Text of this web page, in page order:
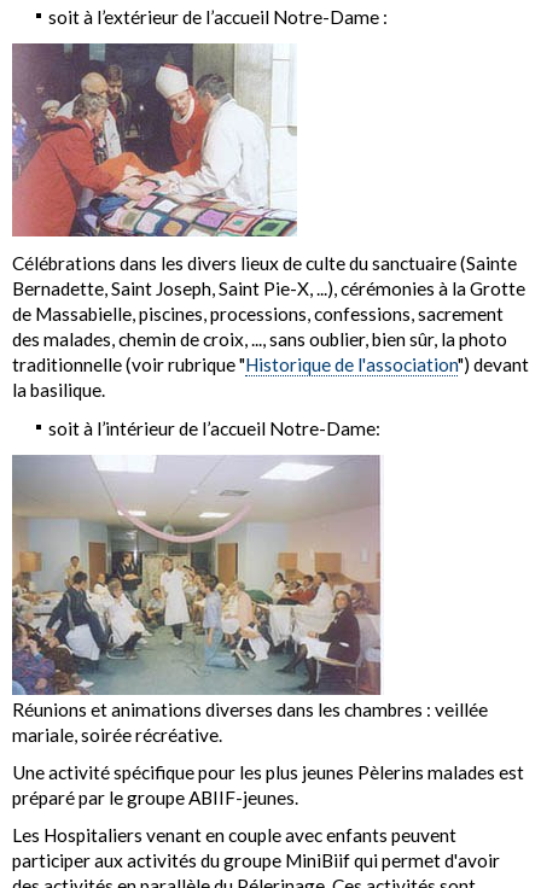
soit à l’extérieur de l’accueil Notre-Dame :
Célébrations dans les divers lieux de culte du sanctuaire (Sainte
Bernadette, Saint Joseph, Saint Pie-X, ...), cérémonies à la Grotte
de Massabielle, piscines, processions, confessions, sacrement
des malades, chemin de croix, ..., sans oublier, bien sûr, la photo
traditionnelle (voir rubrique "Historique de l'association") devant
la basilique.
soit à l’intérieur de l’accueil Notre-Dame:
Réunions et animations diverses dans les chambres : veillée
mariale, soirée récréative.
Une activité spécifique pour les plus jeunes Pèlerins malades est
préparé par le groupe ABIIF-jeunes.
Les Hospitaliers venant en couple avec enfants peuvent
participer aux activités du groupe MiniBiif qui permet d'avoir